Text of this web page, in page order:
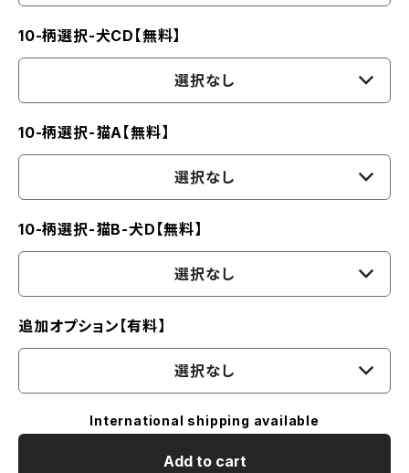
10-柄選択-犬CD【無料】
選択なし
10-柄選択-猫A【無料】
選択なし
10-柄選択-猫B-犬D【無料】
選択なし
追加オプション【有料】
選択なし
International shipping available
Add to cart